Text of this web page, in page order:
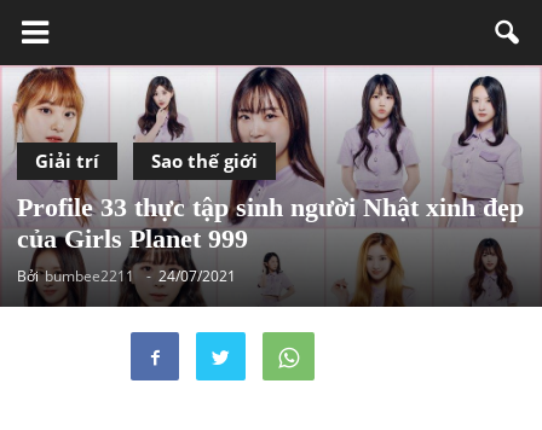
Giải trí Sao thế giới
Profile 33 thực tập sinh người Nhật xinh đẹp
của Girls Planet 999
Bởibumbee2211 - 24/07/2021